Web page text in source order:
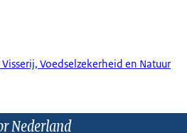
Voedselzekerheid en Natuur
Nederland